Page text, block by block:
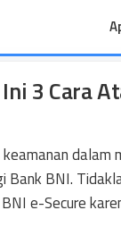
3 Cara
dalam
BNI.
e-Secure